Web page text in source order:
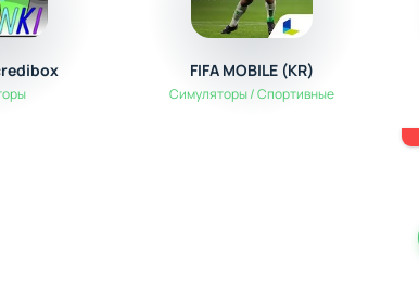
FIFA MOBILE (KR)
Симуляторы / Спортивные